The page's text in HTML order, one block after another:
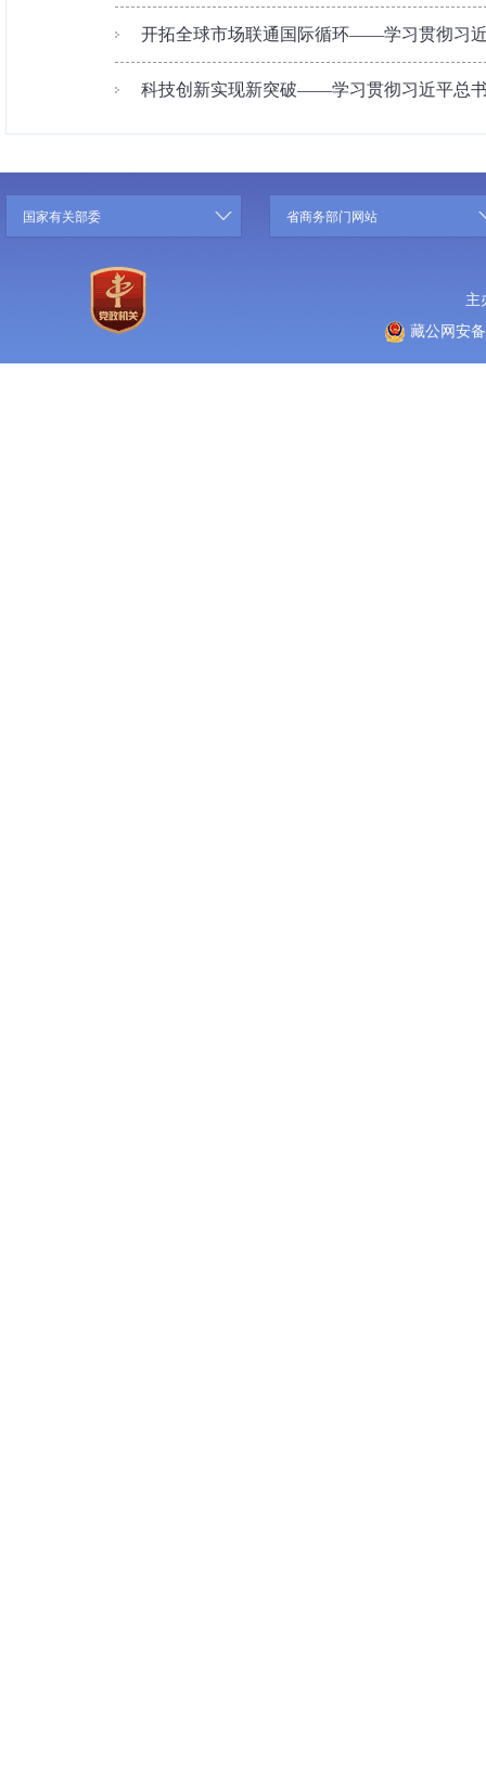
开拓全球市场联通国际循环——学习贯彻习
科技创新实现新突破——学习贯彻习近平总
国家有关部委 省商务部门网站
主
藏公网安备